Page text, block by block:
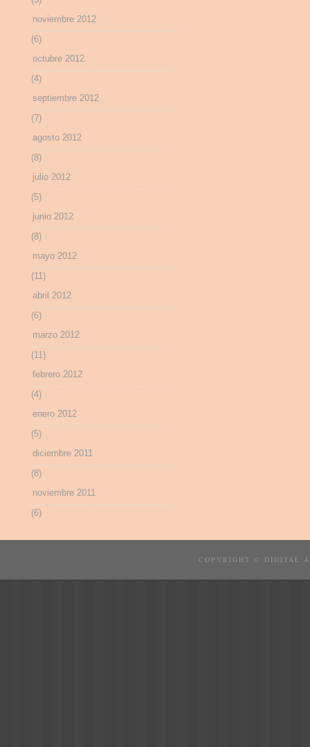
noviembre 2012
(6)
octubre 2012
(4)
septiembre 2012
(7)
agosto 2012
(8)
julio 2012
(5)
junio 2012
(8)
mayo 2012
(11)
abril 2012
(6)
marzo 2012
(11)
febrero 2012
(4)
enero 2012
(5)
diciembre 2011
(8)
noviembre 2011
(6)
COPYRIGHT © DIGITAL